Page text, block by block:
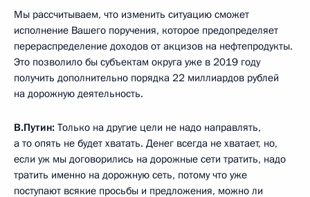
Мы рассчитываем, что изменить ситуацию сможет
исполнение Вашего поручения, которое предопределяет
перераспределение доходов от акцизов на нефтепродукты.
Это позволило бы субъектам округа уже в 2019 году
получить дополнительно порядка 22 миллиардов рублей
на дорожную деятельность.
В.Путин: Только на другие цели не надо направлять,
а то опять не будет хватать. Денег всегда не хватает, но,
если уж мы договорились на дорожные сети тратить, надо
тратить именно на дорожную сеть, потому что уже
поступают всякие просьбы и предложения, можно ли